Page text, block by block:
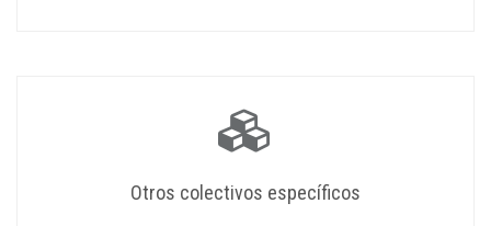
Otros colectivos específicos